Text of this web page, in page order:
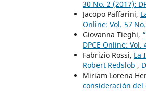
30 No. 2 (2017):
Jacopo Paffarini,
Online: Vol. 57
Giovanna Tieghi,
DPCE Online: Vol.
Fabrizio Rossi, La
Robert Redslob ,
Miriam Lorena
consideración